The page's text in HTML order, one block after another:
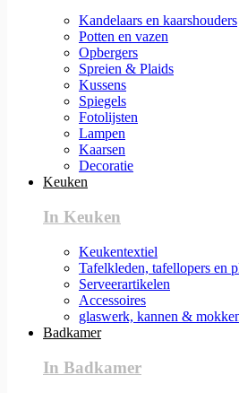
Kandelaars en kaarshouders
Potten en vazen
Opbergers
Spreien & Plaids
Kussens
Spiegels
Fotolijsten
Lampen
Kaarsen
Decoratie
Keuken
In Keuken
Keukentextiel
Tafelkleden, tafellopers en
Serveerartikelen
Accessoires
glaswerk, kannen &
Badkamer
In Badkamer